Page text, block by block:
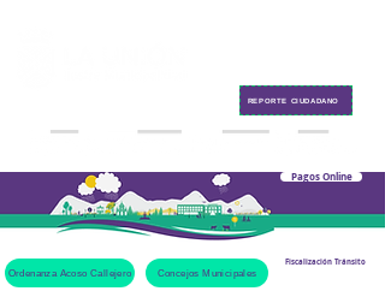
Pagos Online
Ordenanza Acoso Callejero Concejos Municipales
Fiscalización Tránsito
REPORTE CIUDADANO